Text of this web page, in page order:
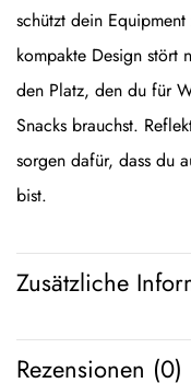
schützt dein
kompakte Design stört
den Platz, den du für
Snacks brauchst.
sorgen dafür, dass du
bist.
Zusätzliche
Rezensionen (0)